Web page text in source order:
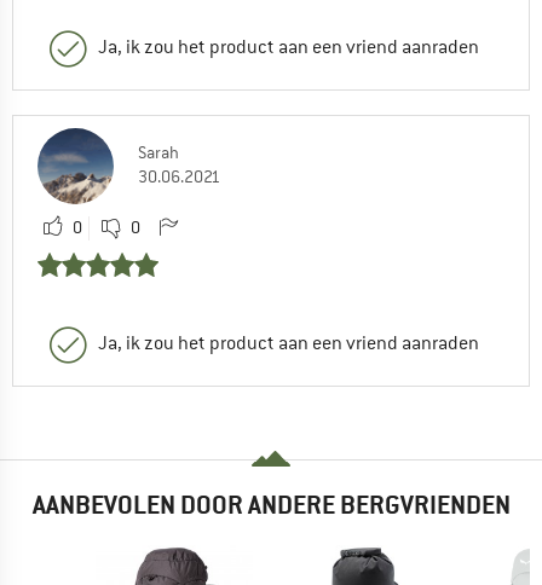
Ja, ik zou het product aan een vriend aanraden
Sarah
30.06.2021
0 0
Ja, ik zou het product aan een vriend aanraden
AANBEVOLEN DOOR ANDERE BERGVRIENDEN